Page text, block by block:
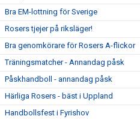
Bra EM-lottning för Sverige
Rosers tjejer på riksläger!
Bra genomkörare för Rosers A-flickor
Träningsmatcher - Annandag påsk
Påskhandboll - annandag påsk
Härliga Rosers - bäst i Uppland
Handbollsfest i Fyrishov